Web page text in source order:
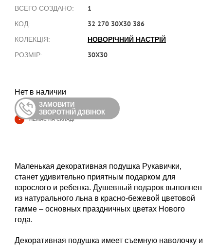
ВСЕГО СОЗДАНО: 1
КОД: 32 270 30Х30 386
КОЛЕКЦІЯ: НОВОРІЧНИЙ НАСТРІЙ
РОЗМІР: 30Х30
Нет в наличии
ЗАМОВИТИ
ЗВОРОТНІЙ ДЗВІНОК
- НЕМАЄ НА СКЛАДІ
Маленькая декоративная подушка Рукавички,
станет удивительно приятным подарком для
взрослого и ребенка. Душевный подарок выполнен
из натурального льна в красно-бежевой цветовой
гамме – основных праздничных цветах Нового
года.
Декоративная подушка имеет съемную наволочку и